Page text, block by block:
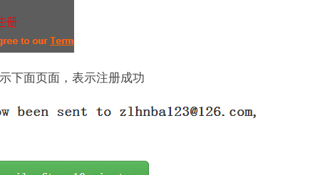
下面页面，表示注册成功